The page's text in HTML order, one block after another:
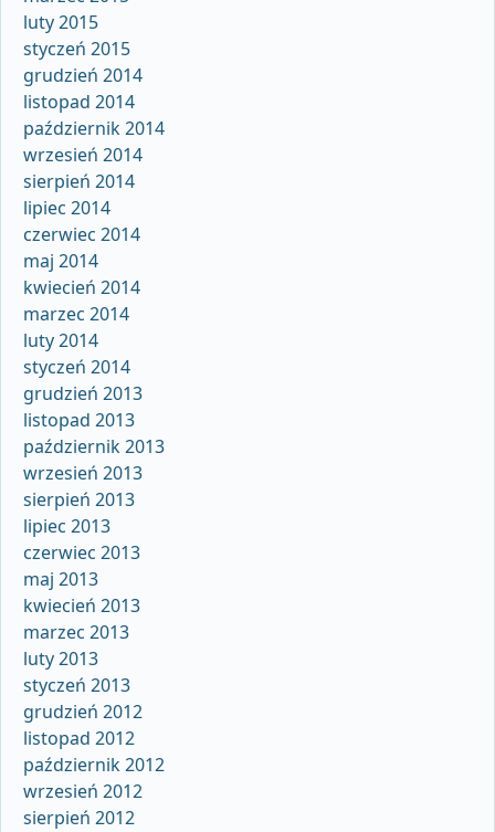
luty 2015
styczeń 2015
grudzień 2014
listopad 2014
październik 2014
wrzesień 2014
sierpień 2014
lipiec 2014
czerwiec 2014
maj 2014
kwiecień 2014
marzec 2014
luty 2014
styczeń 2014
grudzień 2013
listopad 2013
październik 2013
wrzesień 2013
sierpień 2013
lipiec 2013
czerwiec 2013
maj 2013
kwiecień 2013
marzec 2013
luty 2013
styczeń 2013
grudzień 2012
listopad 2012
październik 2012
wrzesień 2012
sierpień 2012